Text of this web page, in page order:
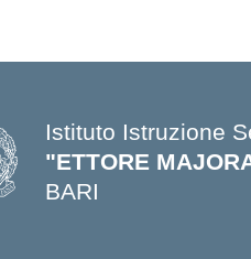
Istituto Istruzione
"ETTORE
BARI